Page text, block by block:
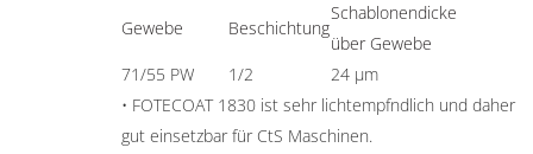
Gewebe Beschichtung
Schablonendicke
über Gewebe
71/55 PW
1/2
24 µm
• FOTECOAT 1830 ist sehr lichtempfndlich und daher
gut einsetzbar für CtS Maschinen.